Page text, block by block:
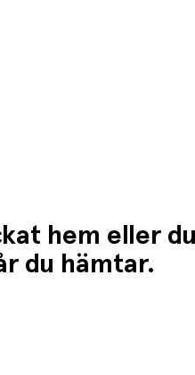
hem eller
du hämtar.